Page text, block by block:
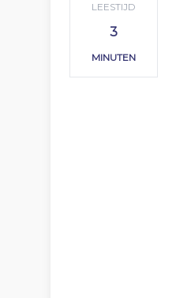
LEESTIJD
3
MINUTEN